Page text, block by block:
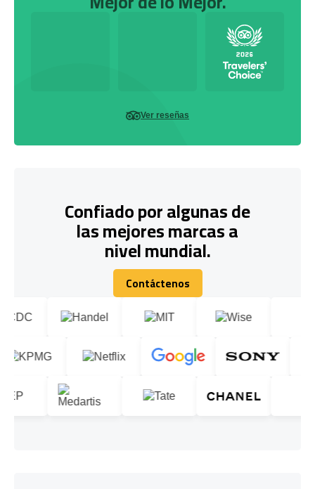
Ver reseñas
Confiado por algunas de
las mejores marcas a
nivel mundial.
Contáctenos
Contáctenos